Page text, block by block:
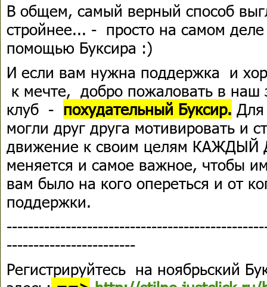
В общем, самый верный способ
стройнее... - просто на самом деле
помощью Буксира :)
И если вам нужна поддержка и
к мечте, добро пожаловать в
клуб - похудательный Буксир. Для
могли друг друга мотивировать и
движение к своим целям КАЖДЫЙ
меняется и самое важное, чтобы
вам было на кого опереться и от
поддержки.
------------------------
Регистрируйтесь на ноябрьский